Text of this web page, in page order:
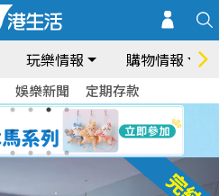
玩樂情報 購物情報
娛樂新聞 定期存款